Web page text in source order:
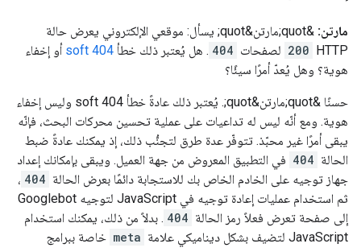
مارتن:
&quot;مارتن&quot; يسأل: موقعي الإلكتروني يعرض حالة
HTTP‏
200 لصفحات 404 . هل يُعتبر ذلك خطأ soft 404 أو إخفاء
هوية؟ وهل يُعدّ أمرًا سيئًا؟
حسنًا &quot;مارتن&quot;. يُعتبر ذلك عادةً خطأ soft 404 وليس إخفاء
هوية. ومع أنّه ليس له تداعيات على عملية تحسين محركات البحث، فإنّه
يبقى أمرًا غير محبّذ. تتوفّر عدة طرق لتجنُّب ذلك، إذ يمكنك عادةً ضبط
الحالة 404 في التطبيق المعروض من جهة العميل. ويبقى بإمكانك إعداد
جهاز توجيه على الخادم الخاص بك للاستجابة دائمًا بعرض الحالة 404 ،
ثم استخدام عمليات إعادة توجيه في JavaScript لتوجيه Googlebot
إلى صفحة تعرض فعلاً رمز الحالة 404 . بدلاً من ذلك، يمكنك استخدام
JavaScript لتضيف بشكل ديناميكي علامة
meta خاصة ببرامج